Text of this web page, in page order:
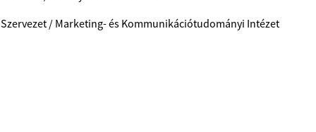
/ Marketing- és Kommunikációtudományi Intézet